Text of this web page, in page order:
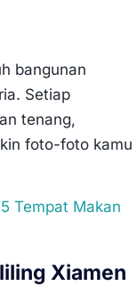
bangunan
Setiap
tenang,
foto-foto kamu
Tempat Makan
Xiamen